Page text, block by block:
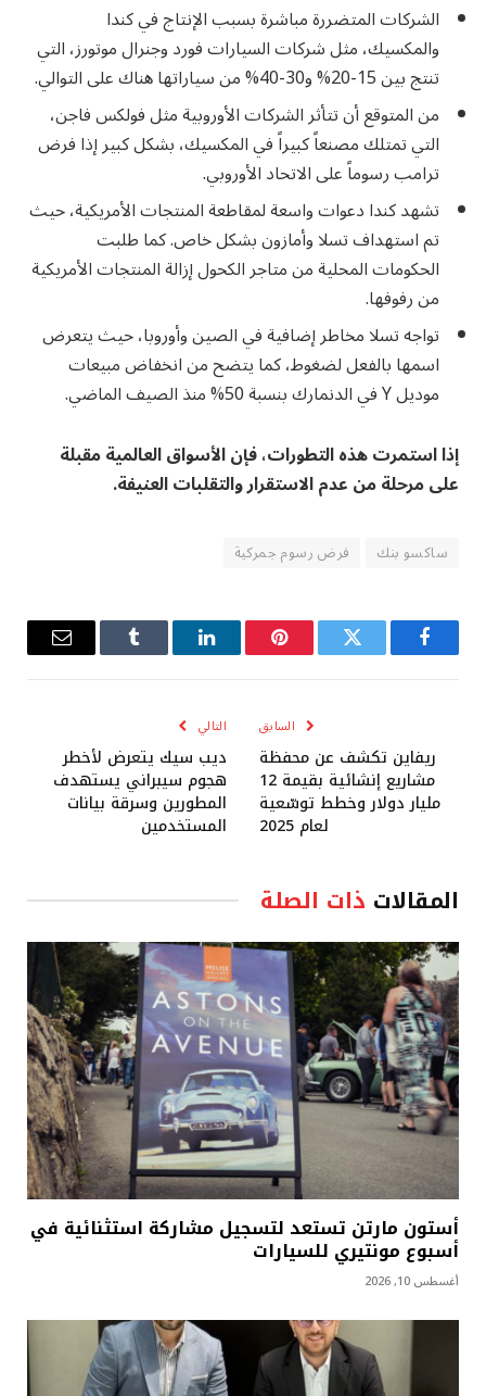
الشركات المتضررة مباشرة بسبب الإنتاج في كندا
والمكسيك، مثل شركات السيارات فورد وجنرال موتورز، التي
تنتج بين 15-20% و30-40% من سياراتها هناك على التوالي.
من المتوقع أن تتأثر الشركات الأوروبية مثل فولكس فاجن،
التي تمتلك مصنعاً كبيراً في المكسيك، بشكل كبير إذا فرض
ترامب رسوماً على الاتحاد الأوروبي.
تشهد كندا دعوات واسعة لمقاطعة المنتجات الأمريكية، حيث
تم استهداف تسلا وأمازون بشكل خاص. كما طلبت
الحكومات المحلية من متاجر الكحول إزالة المنتجات الأمريكية
من رفوفها.
تواجه تسلا مخاطر إضافية في الصين وأوروبا، حيث يتعرض
اسمها بالفعل لضغوط، كما يتضح من انخفاض مبيعات
موديل Y في الدنمارك بنسبة 50% منذ الصيف الماضي.
إذا استمرت هذه التطورات، فإن الأسواق العالمية مقبلة
على مرحلة من عدم الاستقرار والتقلبات العنيفة.
ساكسو بنك فرض رسوم جمركية
فيسبوك تويتر بينتيريستلينكدإن Tumblr
البريد
السابق
ريفاين تكشف عن محفظة
مشاريع إنشائية بقيمة 12
مليار دولار وخطط توسّعية
لعام 2025
التالي
ديب سيك يتعرض لأخطر
هجوم سيبراني يستهدف
المطورين وسرقة بيانات
المستخدمين
المقالات ذات الصلة
أستون مارتن تستعد لتسجيل مشاركة استثنائية في
أسبوع مونتيري للسيارات
أغسطس 10, 2026